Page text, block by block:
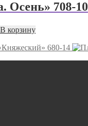
Осень» 708-10
цена:
₽.
В корзину
680-14